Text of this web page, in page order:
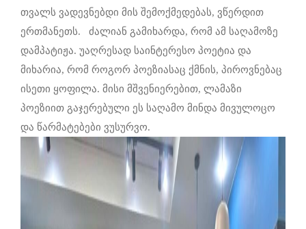
თვალს ვადევნებდი მის შემოქმედებას, ვწერდით
ერთმანეთს. ძალიან გამიხარდა, რომ ამ საღამოზე
დამპატიჟა. უაღრესად საინტერესო პოეტია და
მიხარია, რომ როგორ პოეზიასაც ქმნის, პიროვნებაც
ისეთი ყოფილა. მისი მშვენიერებით, ლამაზი
პოეზიით გაჯერებული ეს საღამო მინდა მივულოცო
და წარმატებები ვუსურვო.